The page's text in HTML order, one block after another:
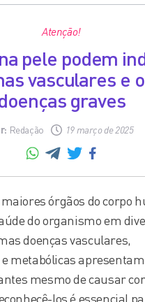
Atenção!
pele podem
vasculares e
graves
Redação 19 março de 2025
órgãos do corpo
do organismo em
doenças vasculares,
metabólicas
mesmo de causar
los é essencial